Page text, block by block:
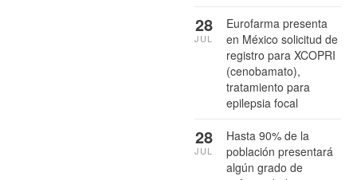
Eurofarma presenta
en México solicitud de
registro para XCOPRI
(cenobamato),
tratamiento para
epilepsia focal
28
JUL
Hasta 90% de la
población presentará
algún grado de
28
JUL